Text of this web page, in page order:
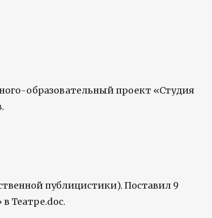
образовательный проект «Студия
публицистики). Поставил 9
Театре.doc.